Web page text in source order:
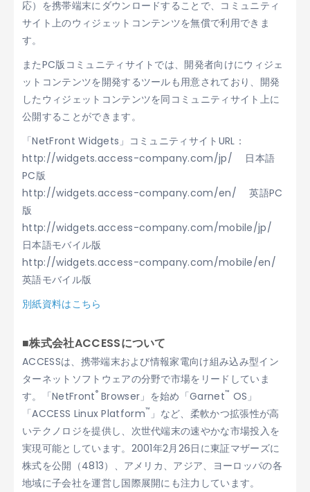
応）を携帯端末にダウンロードすることで、コミュニティ
サイト上のウィジェットコンテンツを無償で利用できま
す。
またPC版コミュニティサイトでは、開発者向けにウィジェ
ットコンテンツを開発するツールも用意されており、開発
したウィジェットコンテンツを同コミュニティサイト上に
公開することができます。
「NetFront Widgets」コミュニティサイトURL：
http://widgets.access-company.com/jp/ 日本語
PC版
http://widgets.access-company.com/en/ 英語PC
版
http://widgets.access-company.com/mobile/jp/
日本語モバイル版
http://widgets.access-company.com/mobile/en/
英語モバイル版
別紙資料はこちら
■株式会社ACCESSについて
ACCESSは、携帯端末および情報家電向け組み込み型イン
ターネットソフトウェアの分野で市場をリードしていま
す。「NetFront®Browser」を始め「Garnet™ OS」
「ACCESS Linux Platform™ 」など、柔軟かつ拡張性が高
いテクノロジを提供し、次世代端末の速やかな市場投入を
実現可能としています。2001年2月26日に東証マザーズに
株式を公開（4813）、アメリカ、アジア、ヨーロッパの各
地域に子会社を運営し国際展開にも注力しています。